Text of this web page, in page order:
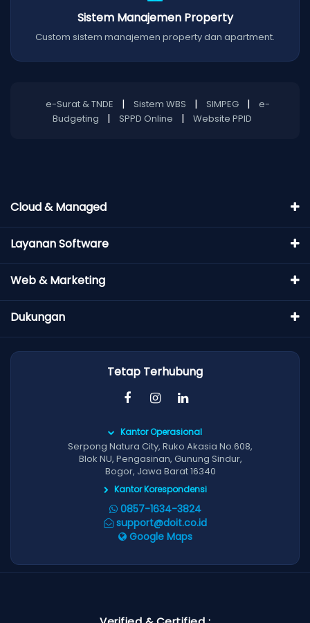
Sistem Manajemen Property
Custom sistem manajemen property dan apartment.
e-Surat & TNDE | Sistem WBS | SIMPEG |
e-
Budgeting
| SPPD Online | Website PPID
Cloud & Managed
Layanan Software
Web & Marketing
Dukungan
Tetap Terhubung
Kantor Operasional
Serpong Natura City, Ruko Akasia No.608,
Blok NU, Pengasinan, Gunung Sindur,
Bogor, Jawa Barat 16340
Kantor Korespondensi
0857-1634-3824
support@doit.co.id
Google Maps